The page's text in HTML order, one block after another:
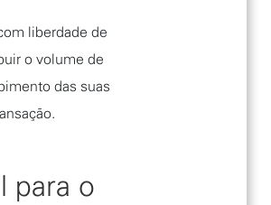
liberdade de
o volume de
das suas
para o